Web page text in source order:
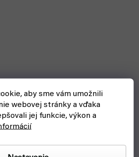
aby sme vám umožnili
webovej stránky a vďaka
jej funkcie, výkon a